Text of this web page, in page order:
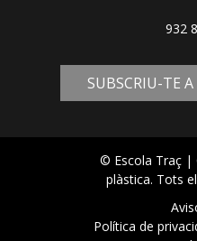
932
SUBSCRIU-TE
© Escola Traç |
plàstica. Tots
Política de